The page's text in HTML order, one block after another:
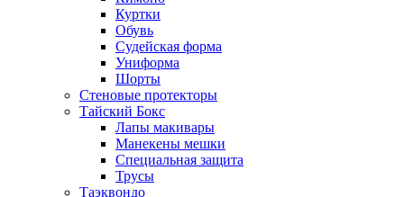
Куртки
Обувь
Судейская форма
Униформа
Шорты
Стеновые протекторы
Тайский Бокс
Лапы макивары
Манекены мешки
Специальная защита
Трусы
Таэквондо